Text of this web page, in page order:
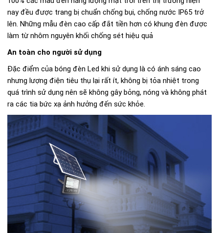
nay đều được trang bị chuẩn chống bụi, chống nước IP65 trở
lên. Những mẫu đèn cao cấp đắt tiền hơn có khung đèn được
làm từ nhôm nguyên khối chống sét hiệu quả
An toàn cho người sử dụng
Đặc điểm của bóng đèn Led khi sử dụng là có ánh sáng cao
nhưng lượng điện tiêu thụ lại rất ít, không bị tỏa nhiệt trong
quá trình sử dụng nên sẽ không gây bỏng, nóng và không phát
ra các tia bức xạ ảnh hưởng đến sức khỏe.